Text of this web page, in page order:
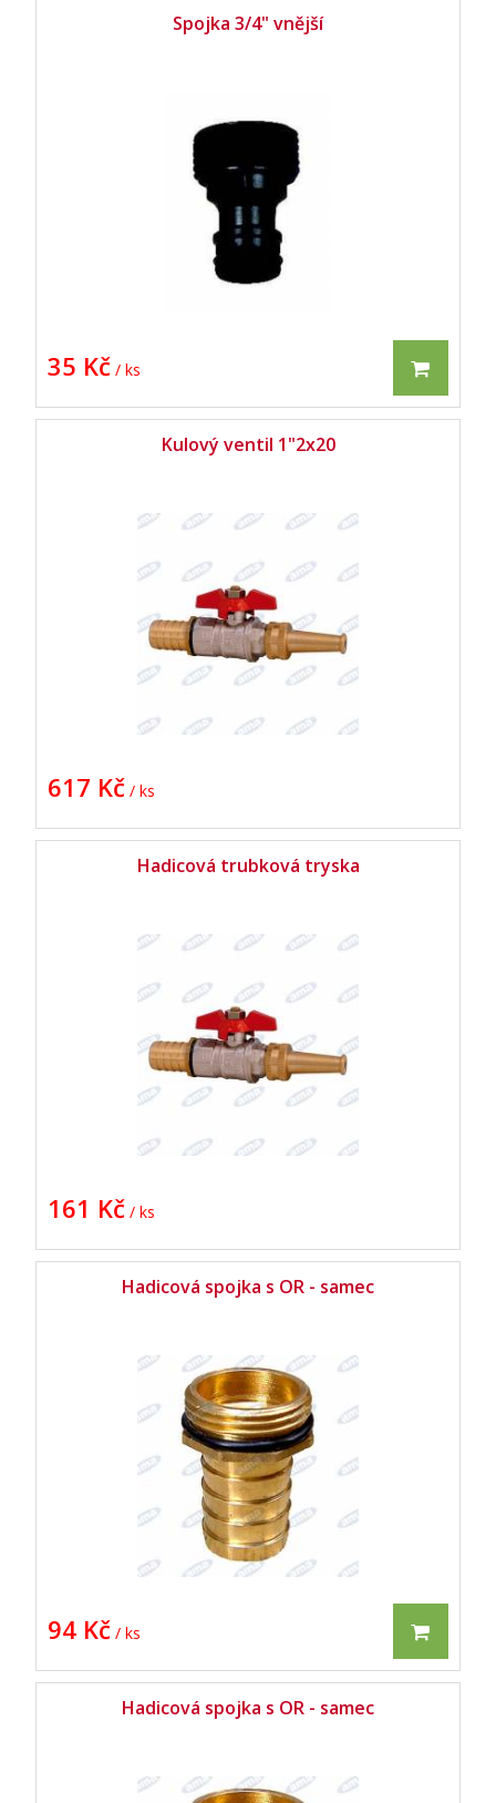
Spojka 3/4" vnější
35 Kč / ks
Kulový ventil 1"2x20
617 Kč / ks
Hadicová trubková tryska
161 Kč / ks
Hadicová spojka s OR - samec
94 Kč / ks
Hadicová spojka s OR - samec